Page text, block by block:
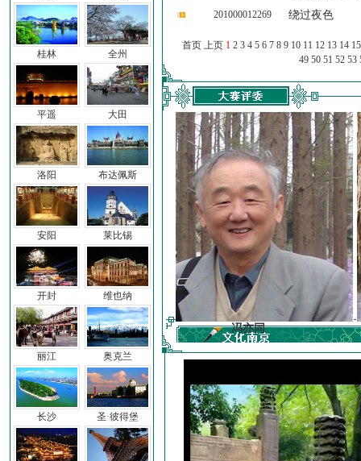
桂林
平遥
洛阳
安阳
开封
丽江
长沙
全州
大田
布达佩斯
莱比锡
维也纳
奥克兰
圣·彼得堡
201000012269 绕过夜色
首页 上页 1 2 3 4 5 6 7 8 9 10 11 12 13 14 15
49 50 51 52 53
子 冯亦同